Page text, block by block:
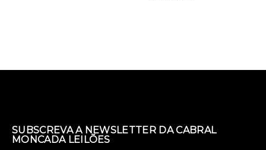
SUBSCREVA A NEWSLETTER DA CABRAL
MONCADA LEILÕES